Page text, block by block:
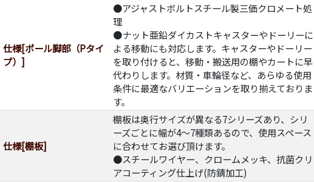
仕様[ポール脚部（Pタイ
プ）]
●アジャストボルトスチール製三価クロメート処
理
●ナット亜鉛ダイカストキャスターやドーリーに
よる移動にも対応します。キャスターやドーリー
を取り付けると、移動・搬送用の棚やカートに早
代わりします。材質・車輪径など、あらゆる使用
条件に最適なバリエーションを取り揃えておりま
す。
仕様[棚板]
棚板は奥行サイズが異なる7シリーズあり、シリ
ーズごとに幅が4～7種類あるので、使用スペース
に合わせてお選び頂けます。
●スチールワイヤー、クロームメッキ、抗菌クリ
アコーティング仕上げ(防錆加工)